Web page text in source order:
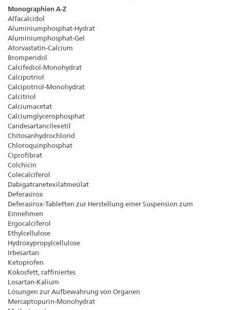
Monographien A-Z
Alfacalcidol
Aluminiumphosphat-Hydrat
Aluminiumphosphat-Gel
Atorvastatin-Calcium
Bromperidol
Calcifediol-Monohydrat
Calcipotriol
Calcipotriol-Monohydrat
Calcitriol
Calciumacetat
Calciumglycerophosphat
Candesartancilexetil
Chitosanhydrochlorid
Chloroquinphosphat
Ciprofibrat
Colchicin
Colecalciferol
Dabigatranetexilatmesilat
Deferasirox
Deferasirox-Tabletten zur Herstellung einer Suspension zum
Einnehmen
Ergocalciferol
Ethylcellulose
Hydroxypropylcellulose
Irbesartan
Ketoprofen
Kokosfett, raffiniertes
Losartan-Kalium
Lösungen zur Aufbewahrung von Organen
Mercaptopurin-Monohydrat